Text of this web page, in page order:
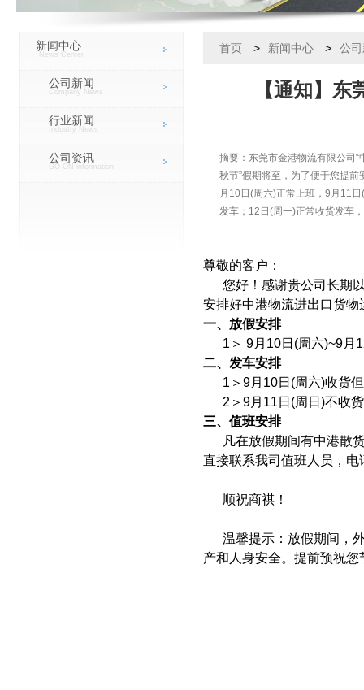
新闻中心
News Center
公司新闻
Company News
行业新闻
Industry News
公司资讯
GO-ON information
首页 > 新闻中心 > 公
【通知】
摘要：东莞市金港物流有限公司
秋节”假期将至，为了便于您提
月10日(周六)正常上班，9月11
发车；12日(周一)正常收货发车
尊敬的客户：
您好！感谢贵公司长期
安排好中港物流进出口货
一、放假安排
1＞ 9月10日(周六)~9月
二、发车安排
1＞9月10日(周六)收货
2＞9月11日(周日)不收
三、值班安排
凡在放假期间有中港散
直接联系我司值班人员，
顺祝商祺！
温馨提示：放假期间，
产和人身安全。提前预祝